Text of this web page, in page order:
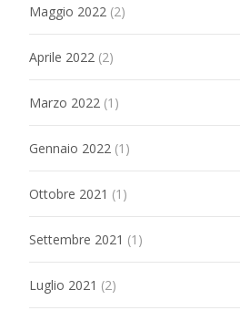
Maggio 2022 (2)
Aprile 2022 (2)
Marzo 2022 (1)
Gennaio 2022 (1)
Ottobre 2021 (1)
Settembre 2021 (1)
Luglio 2021 (2)